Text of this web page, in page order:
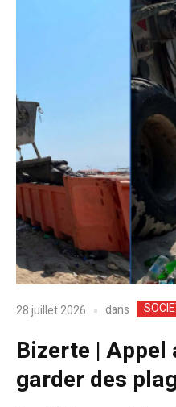
28 juillet 2026 dans
Bizerte |
garder des